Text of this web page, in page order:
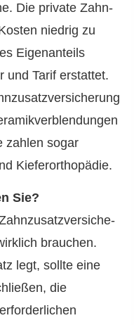
Die private Zahn­
niedrig zu
Eigenanteils
und Tarif erstattet.
zahlen sogar
Kieferorthopädie.
Sie?
brauchen.
legt, sollte eine
die